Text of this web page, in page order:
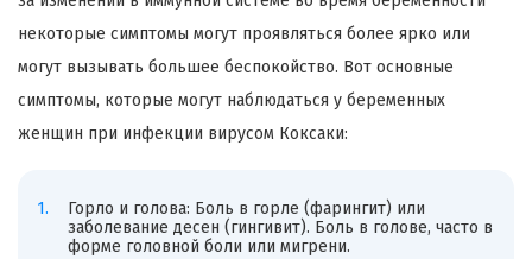
некоторые симптомы могут проявляться более ярко или
могут вызывать большее беспокойство. Вот основные
симптомы, которые могут наблюдаться у беременных
женщин при инфекции вирусом Коксаки:
Горло и голова: Боль в горле (фарингит) или
заболевание десен (гингивит). Боль в голове, часто в
форме головной боли или мигрени.